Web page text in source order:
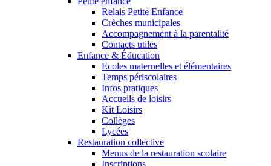
Relais Petite Enfance
Crèches municipales
Accompagnement à la parentalité
Contacts utiles
Enfance & Éducation
Ecoles maternelles et élémentaires
Temps périscolaires
Infos pratiques
Accueils de loisirs
Kit Loisirs
Collèges
Lycées
Restauration collective
Menus de la restauration scolaire
Inscriptions